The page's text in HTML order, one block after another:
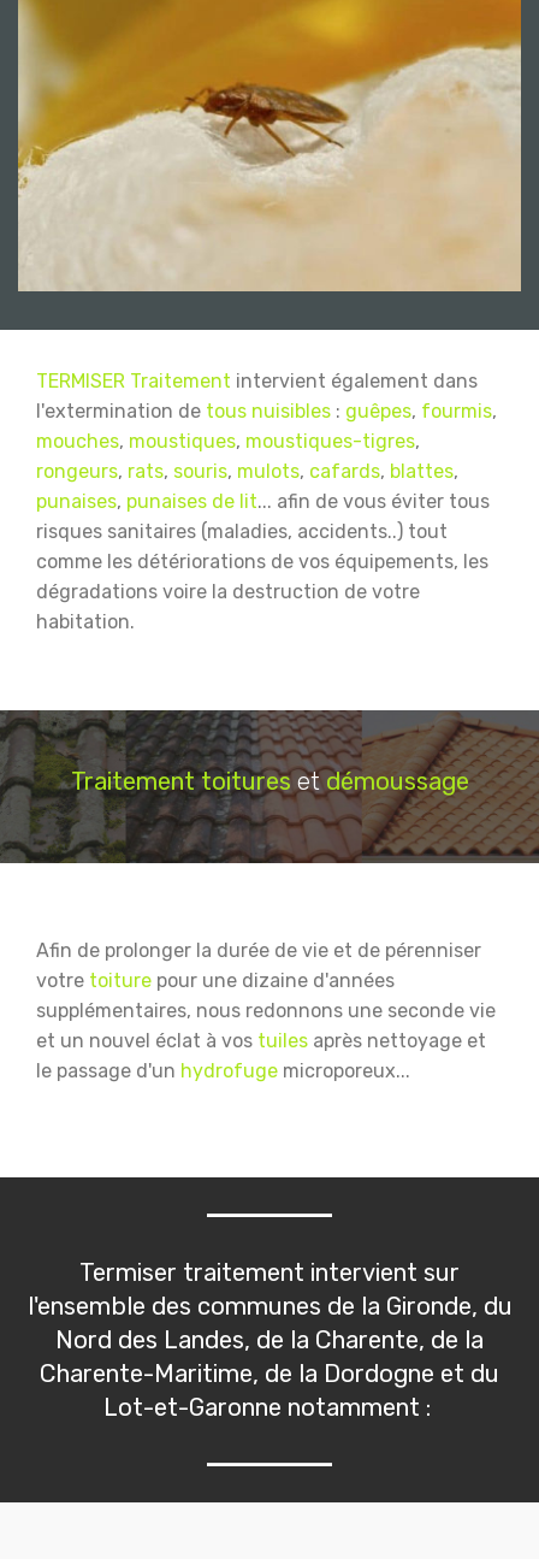
TERMISER Traitement intervient également dans
l'extermination de tous nuisibles : guêpes, fourmis,
mouches, moustiques, moustiques-tigres,
rongeurs, rats, souris, mulots, cafards, blattes,
punaises, punaises de lit... afin de vous éviter tous
risques sanitaires (maladies, accidents..) tout
comme les détériorations de vos équipements, les
dégradations voire la destruction de votre
habitation.
Traitement toitureset démoussage
Afin de prolonger la durée de vie et de pérenniser
votre toiture pour une dizaine d'années
supplémentaires, nous redonnons une seconde vie
et un nouvel éclat à vos tuiles après nettoyage et
le passage d'un hydrofuge microporeux...
Termiser traitement intervient sur
l'ensemble des communes de la Gironde, du
Nord des Landes, de la Charente, de la
Charente-Maritime, de la Dordogne et du
Lot-et-Garonne notamment :